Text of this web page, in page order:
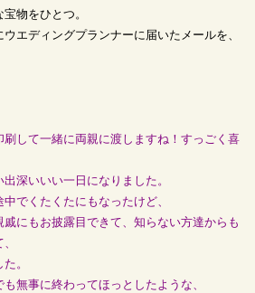
物をひとつ。
エディングプランナーに届いたメールを、
して一緒に両親に渡しますね！すっごく喜
深いいい一日になりました。
でくたくたにもなったけど、
にもお披露目できて、知らない方達からも
。
無事に終わってほっとしたような、